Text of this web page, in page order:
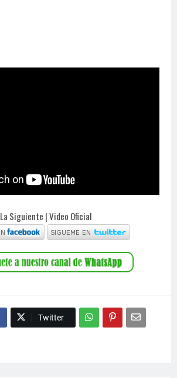
La Siguiente | Video Oficial
Twitter